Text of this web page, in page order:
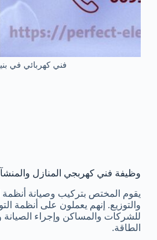
فني كهربائي في
وظيفة فني كهربجي المنازل
يقوم المختص بتركيب وصيانة أنظمة
والتوزيع. إنهم يعملون على أنظمة
للشركات والمساكن وإجراء الصيانة
الطاقة.